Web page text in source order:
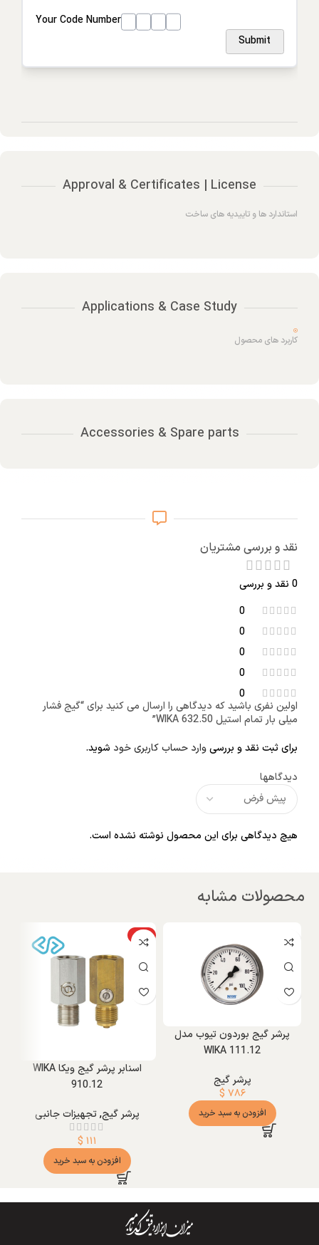
Your Code Number
Submit
Approval & Certificates | License
استاندارد ها و تاییدیه های ساخت
Applications & Case Study
کاربرد های محصول
Accessories & Spare parts
نقد و بررسی مشتریان
0 نقد و بررسی
0
0
0
0
0
دیدگاهها
هیچ دیدگاهی برای این محصول نوشته نشده است.
اولین نفری باشید که دیدگاهی را ارسال می کنید برای “گیج فشار
میلی بار تمام استیل WIKA 632.50”
برای ثبت نقد و بررسیوارد حساب کاربری خود شوید.
محصولات مشابه
پرشر گیج بوردون تیوب مدل
WIKA 111.12
پرشر گیج
$ ۷۸۶
افزودن به سبد خرید
ویژه
اسنابر پرشر گیج ویکا WIKA
910.12
پرشر گیج,تجهیزات جانبی
$ ۱۱۱
افزودن به سبد خرید